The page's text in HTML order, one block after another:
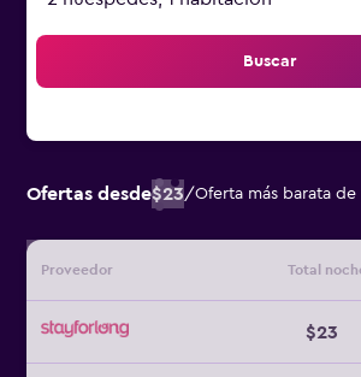
Buscar
Ofertas desde$23/Oferta más barata
Proveedor Total
$23